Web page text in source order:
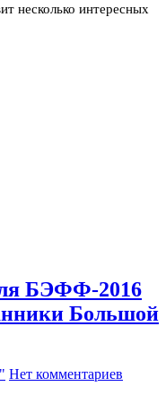
несколько интересных
БЭФФ-2016
Большой
Нет комментариев